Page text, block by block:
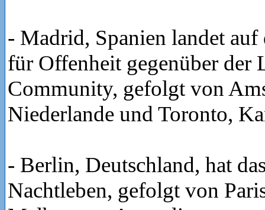
- Madrid, Spanien landet auf
für Offenheit gegenüber der
Community, gefolgt von
Niederlande und Toronto,
- Berlin, Deutschland, hat
Nachtleben, gefolgt von